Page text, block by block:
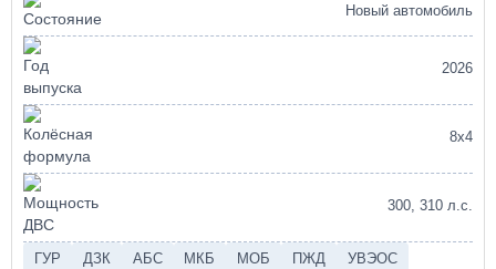
Новый автомобиль
2026
8х4
300, 310 л.с.
ГУР ДЗК АБС МКБ МОБ ПЖД
УВЭОС